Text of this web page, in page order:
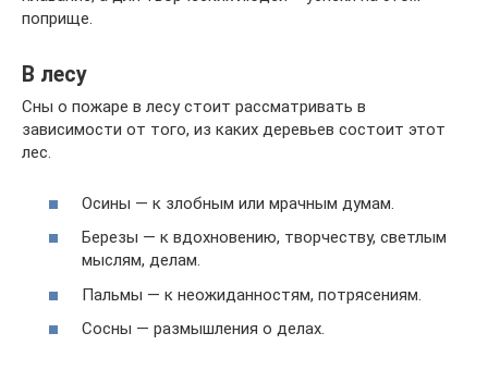
поприще.
В лесу
Сны о пожаре в лесу стоит рассматривать в
зависимости от того, из каких деревьев состоит этот
лес.
Осины — к злобным или мрачным думам.
Березы — к вдохновению, творчеству, светлым
мыслям, делам.
Пальмы — к неожиданностям, потрясениям.
Сосны — размышления о делах.